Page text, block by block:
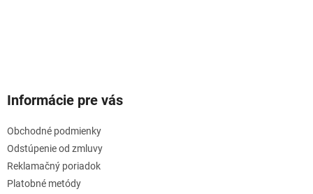
Informácie pre vás
Obchodné podmienky
Odstúpenie od zmluvy
Reklamačný poriadok
Platobné metódy